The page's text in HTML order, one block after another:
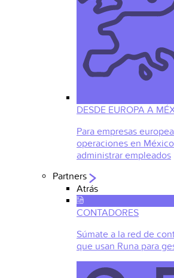
DESDE EUROPA A
Para empresas
operaciones en
administrar empleados
Partners
Atrás
CONTADORES
Súmate a la red de
que usan Runa para